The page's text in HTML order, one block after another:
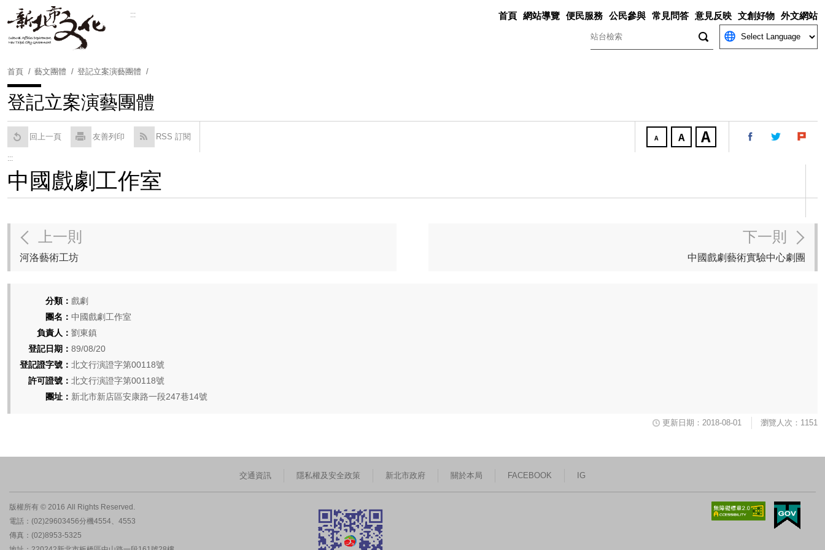
::: 首頁 網站導覽 便民服務 公民參與 常見問答 意見反映 文創好物 外文網站
首頁 藝文團體 登記立案演藝團體
登記立案演藝團體
回上一頁 友善列印 RSS 訂閱
:::
中國戲劇工作室
上一則
河洛藝術工坊
下一則
中國戲劇藝術實驗中心劇團
分類： 戲劇
團名： 中國戲劇工作室
負責人： 劉東鎮
登記日期： 89/08/20
登記證字號： 北文行演證字第00118號
許可證號： 北文行演證字第00118號
團址： 新北市新店區安康路一段247巷14號
更新日期：2018-08-01 瀏覽人次：1151
交通資訊 隱私權及安全政策 新北市政府 關於本局 FACEBOOK IG
版權所有 © 2016 All Rights Reserved.
電話：(02)29603456分機4554、4553
傳真：(02)8953-5325